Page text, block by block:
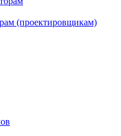
(проектировщикам)